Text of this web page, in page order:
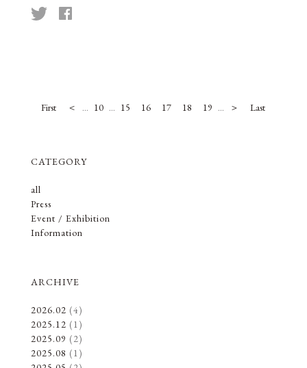
CATEGORY
all
Press
Event / Exhibition
Information
ARCHIVE
2026.02 (4)
2025.12 (1)
2025.09 (2)
2025.08 (1)
First ＜ ... 10 ... 15 16 17 18 19 ... ＞ Last